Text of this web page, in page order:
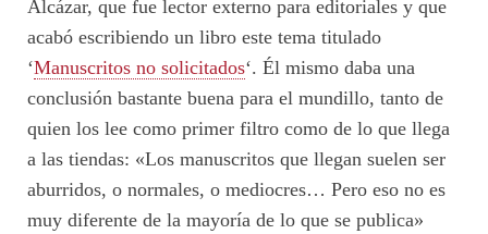
Alcázar, que fue lector externo para editoriales y que
acabó escribiendo un libro este tema titulado
‘Manuscritos no solicitados‘. Él mismo daba una
conclusión bastante buena para el mundillo, tanto de
quien los lee como primer filtro como de lo que llega
a las tiendas: «Los manuscritos que llegan suelen ser
aburridos, o normales, o mediocres… Pero eso no es
muy diferente de la mayoría de lo que se publica»